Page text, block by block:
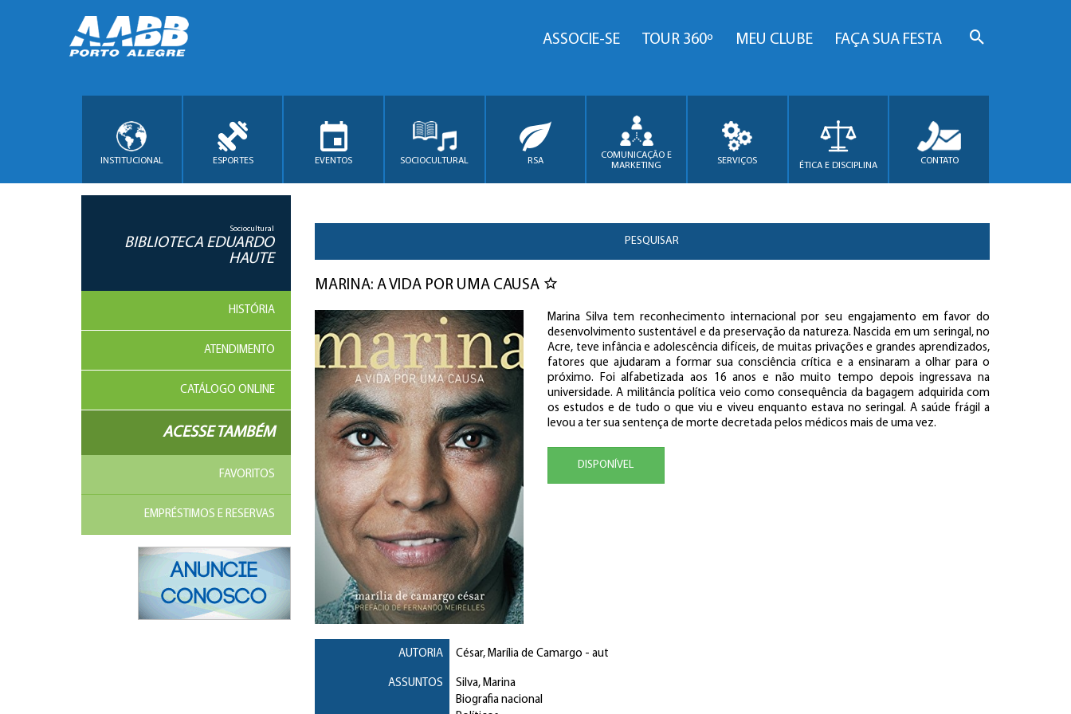
ASSOCIE-SE TOUR 360º MEU CLUBE FAÇA SUA FESTA
INSTITUCIONAL ESPORTES EVENTOS SOCIOCULTURAL RSA
COMUNICAÇÃO E
MARKETING
SERVIÇOS ÉTICA E DISCIPLINA CONTATO
Sociocultural
BIBLIOTECA EDUARDO
HAUTE
HISTÓRIA
ATENDIMENTO
CATÁLOGO ONLINE
ACESSE TAMBÉM
FAVORITOS
EMPRÉSTIMOS E RESERVAS
PESQUISAR
MARINA: A VIDA POR UMA CAUSA
Marina Silva tem reconhecimento internacional por seu engajamento em favor do
desenvolvimento sustentável e da preservação da natureza. Nascida em um seringal, no
Acre, teve infância e adolescência difíceis, de muitas privações e grandes aprendizados,
fatores que ajudaram a formar sua consciência crítica e a ensinaram a olhar para o
próximo. Foi alfabetizada aos 16 anos e não muito tempo depois ingressava na
universidade. A militância política veio como consequência da bagagem adquirida com
os estudos e de tudo o que viu e viveu enquanto estava no seringal. A saúde frágil a
levou a ter sua sentença de morte decretada pelos médicos mais de uma vez.
DISPONÍVEL
AUTORIA César, Marília de Camargo - aut
ASSUNTOS
Silva, Marina
Biografia nacional